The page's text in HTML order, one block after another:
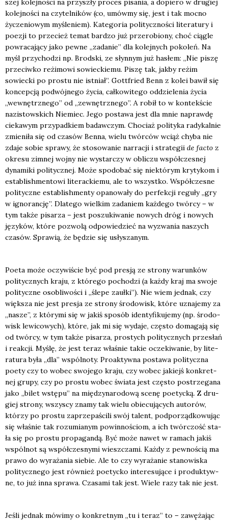
kolej­no­ści na czy­tel­ni­ków (co, umów­my się, jest i tak moc­no
życze­nio­wym myśle­niem). Kate­go­ria poli­tycz­no­ści lite­ra­tu­ry i
poezji to prze­cież temat bar­dzo już prze­ro­bio­ny, choć cią­gle
powra­ca­ją­cy jako pew­ne „zada­nie” dla kolej­nych poko­leń. Na
myśl przy­cho­dzi np. Brod­ski, ze słyn­nym już hasłem: „Nie piszę
prze­ciw­ko reżi­mo­wi sowiec­kie­mu. Piszę tak, jak­by reżim
sowiec­ki po pro­stu nie ist­niał”. Got­t­fried Benn z kolei bawił się
kon­cep­cją podwój­ne­go życia, cał­ko­wi­te­go oddzie­le­nia życia
„wewnętrz­ne­go” od „zewnętrz­ne­go”. A robił to w kon­tek­ście
nazi­stow­skich Nie­miec. Jego posta­wa jest dla mnie napraw­dę
cie­ka­wym przy­pad­kiem badaw­czym. Cho­ciaż poli­ty­ka rady­kal­nie
zmie­ni­ła się od cza­sów Ben­na, wie­lu twór­ców wciąż chy­ba nie
zda­je sobie spra­wy, że sto­so­wa­nie nar­ra­cji i stra­te­gii de fac­to z
okre­su zim­nej woj­ny nie wystar­czy w obli­czu współ­cze­snej
dyna­mi­ki poli­tycz­nej. Może spodo­bać się nie­któ­rym kry­ty­kom i
esta­bli­sh­men­to­wi lite­rac­kie­mu, ale to wszyst­ko. Współ­cze­sne
poli­tycz­ne esta­bli­sh­men­ty opa­no­wa­ły do per­fek­cji regu­ły „gry
w igno­ran­cję”. Dla­te­go wiel­kim zada­niem każ­de­go twór­cy – w
tym tak­że pisa­rza – jest poszu­ki­wa­nie nowych dróg i nowych
języ­ków, któ­re pozwo­lą odpo­wie­dzieć na wyzwa­nia naszych
cza­sów. Spra­wią, że będzie się usły­sza­nym.
Poeta może oczy­wi­ście być pod pre­sją ze stro­ny warun­ków
poli­tycz­nych kra­ju, z któ­re­go pocho­dzi (a każ­dy kraj ma swo­je
poli­tycz­ne oso­bli­wo­ści i „śle­pe zauł­ki”). Nie wiem jed­nak, czy
więk­sza nie jest pre­sja ze stro­ny śro­do­wisk, któ­re uzna­je­my za
„nasze”, z któ­ry­mi się w jakiś spo­sób iden­ty­fi­ku­je­my (np. śro­do­
wisk lewi­co­wych), któ­re, jak mi się wyda­je, czę­sto doma­ga­ją się
od twór­cy, w tym tak­że pisa­rza, pro­stych poli­tycz­nych prze­słań
i reak­cji. Myślę, że jest teraz wła­śnie takie ocze­ki­wa­nie, by lite­
ra­tu­ra była „dla” wspól­no­ty. Pro­ak­tyw­na posta­wa poli­tycz­na
poety czy to wobec swo­je­go kra­ju, czy wobec jakiejś kon­kret­
nej gru­py, czy po pro­stu wobec świa­ta jest czę­sto postrze­ga­na
jako „bilet wstę­pu” na mię­dzy­na­ro­do­wą sce­nę poetyc­ką. Z dru­
giej stro­ny, wszy­scy zna­my tak wie­lu obie­cu­ją­cych auto­rów,
któ­rzy po pro­stu zaprze­pa­ści­li swój talent, pod­po­rząd­ko­wu­jąc
się wła­śnie tak rozu­mia­nym powin­no­ściom, a ich twór­czość sta­
ła się po pro­stu pro­pa­gan­dą. Być może nawet w ramach jakiś
wspól­not są współ­cze­sny­mi wiesz­cza­mi. Każ­dy z pew­no­ścią ma
pra­wo do wyra­ża­nia sie­bie. Ale to czy wyra­ża­nie sta­no­wi­ska
poli­tycz­ne­go jest rów­nież poetyc­ko inte­re­su­ją­ce i pro­duk­tyw­
ne, to już inna spra­wa. Cza­sa­mi tak jest. Wie­le razy tak nie jest.
Jeśli jed­nak mówi­my o kon­kret­nym „tu i teraz” to – zawę­ża­jąc